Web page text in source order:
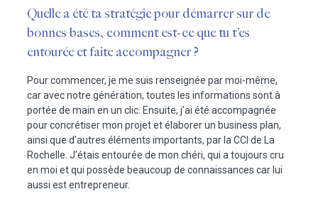
Quelle a été ta stratégie pour démarrer sur de
bonnes bases, comment est-ce que tu t’es
entourée et faite accompagner ?
Pour commencer, je me suis renseignée par moi-même,
car avec notre génération, toutes les informations sont à
portée de main en un clic. Ensuite, j’ai été accompagnée
pour concrétiser mon projet et élaborer un business plan,
ainsi que d’autres éléments importants, par la CCI de La
Rochelle. J’étais entourée de mon chéri, qui a toujours cru
en moi et qui possède beaucoup de connaissances car lui
aussi est entrepreneur.